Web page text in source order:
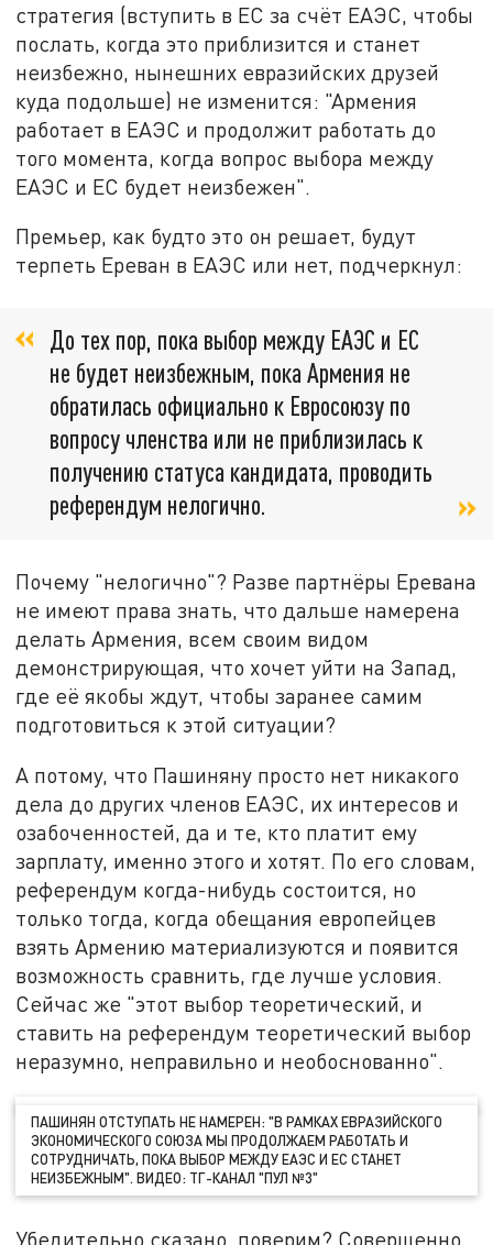
стратегия (вступить в ЕС за счёт ЕАЭС, чтобы
послать, когда это приблизится и станет
неизбежно, нынешних евразийских друзей
куда подольше) не изменится: "Армения
работает в ЕАЭС и продолжит работать до
того момента, когда вопрос выбора между
ЕАЭС и ЕС будет неизбежен".
Премьер, как будто это он решает, будут
терпеть Ереван в ЕАЭС или нет, подчеркнул:
До тех пор, пока выбор между ЕАЭС и ЕС
не будет неизбежным, пока Армения не
обратилась официально к Евросоюзу по
вопросу членства или не приблизилась к
получению статуса кандидата, проводить
референдум нелогично.
Почему "нелогично"? Разве партнёры Еревана
не имеют права знать, что дальше намерена
делать Армения, всем своим видом
демонстрирующая, что хочет уйти на Запад,
где её якобы ждут, чтобы заранее самим
подготовиться к этой ситуации?
А потому, что Пашиняну просто нет никакого
дела до других членов ЕАЭС, их интересов и
озабоченностей, да и те, кто платит ему
зарплату, именно этого и хотят. По его словам,
референдум когда-нибудь состоится, но
только тогда, когда обещания европейцев
взять Армению материализуются и появится
возможность сравнить, где лучше условия.
Сейчас же "этот выбор теоретический, и
ставить на референдум теоретический выбор
неразумно, неправильно и необоснованно".
ПАШИНЯН ОТСТУПАТЬ НЕ НАМЕРЕН: "В РАМКАХ ЕВРАЗИЙСКОГО
ЭКОНОМИЧЕСКОГО СОЮЗА МЫ ПРОДОЛЖАЕМ РАБОТАТЬ И
СОТРУДНИЧАТЬ, ПОКА ВЫБОР МЕЖДУ ЕАЭС И ЕС СТАНЕТ
НЕИЗБЕЖНЫМ". ВИДЕО: ТГ-КАНАЛ "ПУЛ №3"
Убедительно сказано, поверим? Совершенно